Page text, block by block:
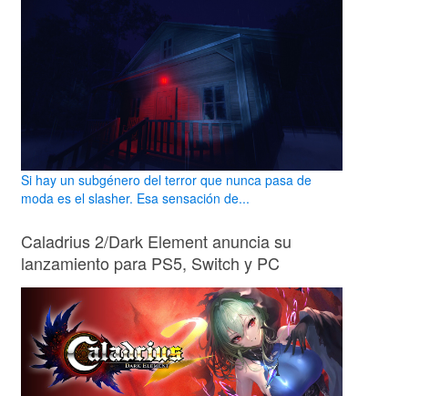
Si hay un subgénero del terror que nunca pasa de
moda es el slasher. Esa sensación de...
Caladrius 2/Dark Element anuncia su
lanzamiento para PS5, Switch y PC